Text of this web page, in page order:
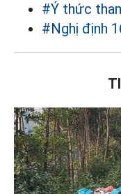
#Ý thức
#Nghị định